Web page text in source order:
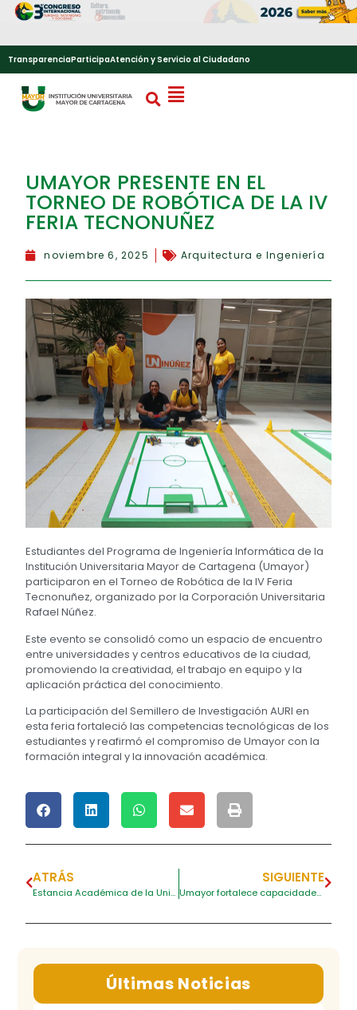
TransparenciaParticipaAtención y Servicio al Ciudadano
UMAYOR PRESENTE EN EL
TORNEO DE ROBÓTICA DE LA IV
FERIA TECNONUÑEZ
noviembre 6, 2025 Arquitectura e Ingeniería
Estudiantes del Programa de Ingeniería Informática de la
Institución Universitaria Mayor de Cartagena (Umayor)
participaron en el Torneo de Robótica de la IV Feria
Tecnonuñez, organizado por la Corporación Universitaria
Rafael Núñez.
Este evento se consolidó como un espacio de encuentro
entre universidades y centros educativos de la ciudad,
promoviendo la creatividad, el trabajo en equipo y la
aplicación práctica del conocimiento.
La participación del Semillero de Investigación AURI en
esta feria fortaleció las competencias tecnológicas de los
estudiantes y reafirmó el compromiso de Umayor con la
formación integral y la innovación académica.
ATRÁS
Estancia Académica de la Universidad Internacional Nueva Luz (Panamá) en Umayor
SIGUIENTE
Umayor fortalece capacidades estudiantiles en liderazgo y derechos humanos
Últimas Noticias